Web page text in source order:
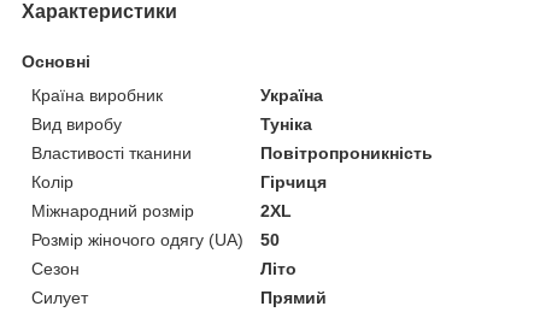
Характеристики
Основні
Країна виробник
Україна
Вид виробу
Туніка
Властивості тканини
Повітропроникність
Колір
Гірчиця
Міжнародний розмір
2XL
Розмір жіночого одягу (UA)
50
Сезон
Літо
Силует
Прямий